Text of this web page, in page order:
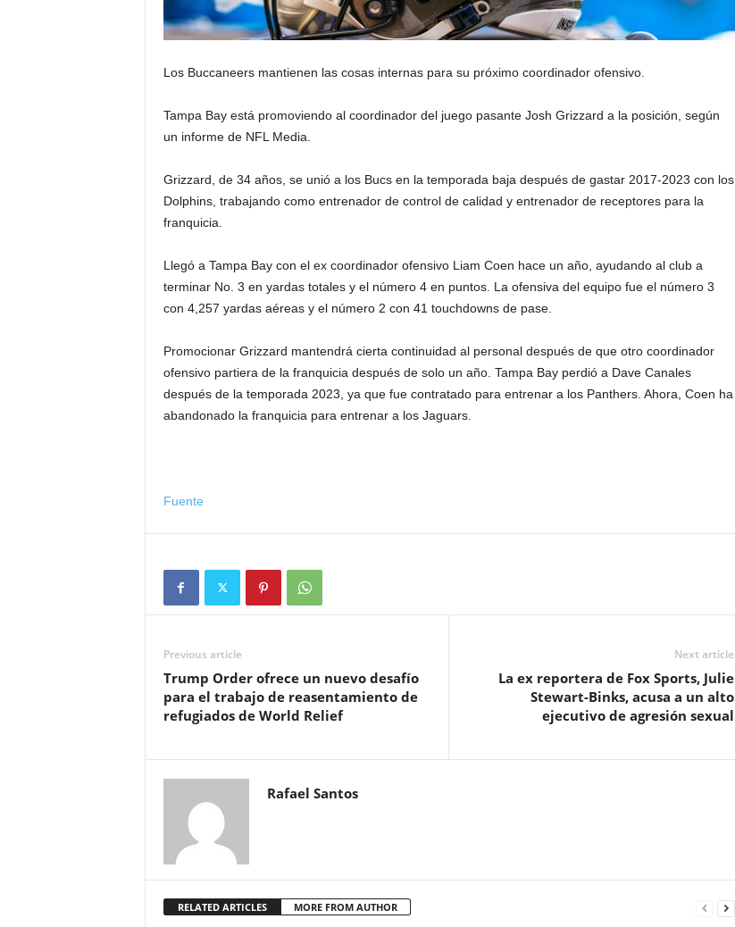
Los Buccaneers mantienen las cosas internas para su próximo coordinador ofensivo.
Tampa Bay está promoviendo al coordinador del juego pasante Josh Grizzard a la posición, según
un informe de NFL Media.
Grizzard, de 34 años, se unió a los Bucs en la temporada baja después de gastar 2017-2023 con los
Dolphins, trabajando como entrenador de control de calidad y entrenador de receptores para la
franquicia.
Llegó a Tampa Bay con el ex coordinador ofensivo Liam Coen hace un año, ayudando al club a
terminar No. 3 en yardas totales y el número 4 en puntos. La ofensiva del equipo fue el número 3
con 4,257 yardas aéreas y el número 2 con 41 touchdowns de pase.
Promocionar Grizzard mantendrá cierta continuidad al personal después de que otro coordinador
ofensivo partiera de la franquicia después de solo un año. Tampa Bay perdió a Dave Canales
después de la temporada 2023, ya que fue contratado para entrenar a los Panthers. Ahora, Coen ha
abandonado la franquicia para entrenar a los Jaguars.
Fuente
Previous article
Trump Order ofrece un nuevo desafío
para el trabajo de reasentamiento de
refugiados de World Relief
Next article
La ex reportera de Fox Sports, Julie
Stewart-Binks, acusa a un alto
ejecutivo de agresión sexual
Rafael Santos
RELATED ARTICLES MORE FROM AUTHOR